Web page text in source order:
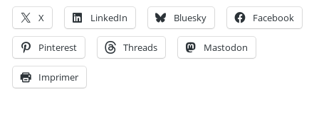
X LinkedIn Bluesky Facebook
Pinterest Threads Mastodon
Imprimer